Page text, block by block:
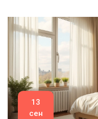
13
сен